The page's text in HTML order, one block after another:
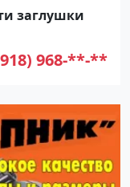
заглушки
968-**-**